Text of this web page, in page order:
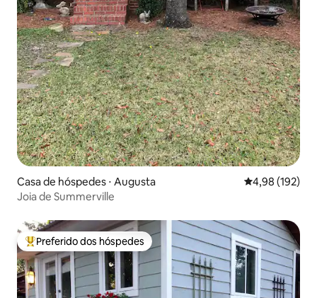
Casa de hóspedes ⋅ Augusta 4,98 de uma
4,98 (192)
Joia de Summerville
Entre os melhores preferidos dos hóspedes
Preferido dos hóspedes